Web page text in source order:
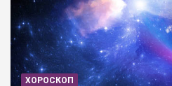
ХОРОСКОП